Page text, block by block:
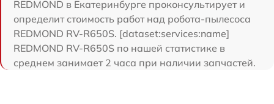
REDMOND в Екатеринбурге проконсультирует и
определит стоимость работ над робота-пылесоса
REDMOND RV-R650S. [dataset:services:name]
REDMOND RV-R650S по нашей статистике в
среднем занимает 2 часа при наличии запчастей.